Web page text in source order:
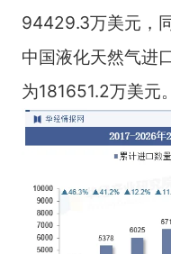
94429.3万美元，
中国液化天然气进
为181651.2万美元。